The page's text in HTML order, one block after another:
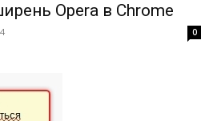
Opera в Chrome
0